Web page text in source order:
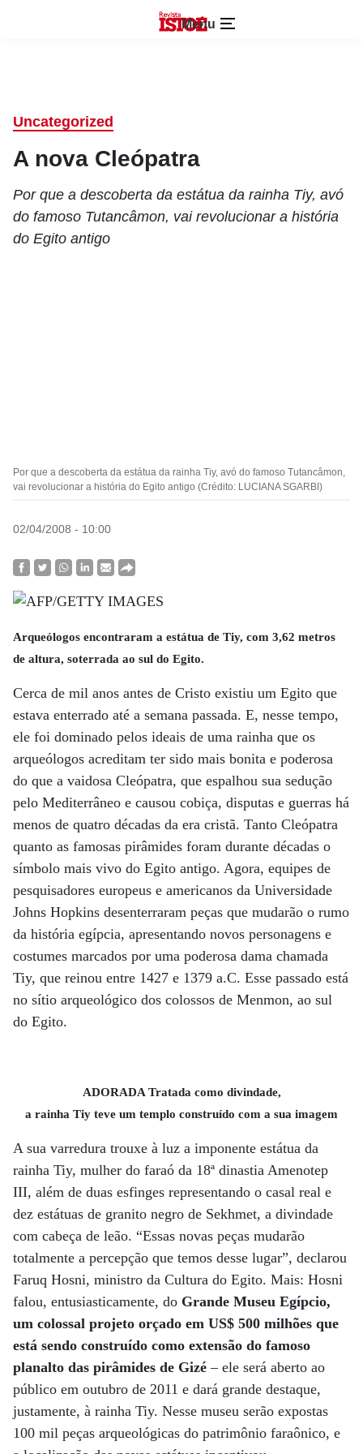
Menu
Uncategorized
A nova Cleópatra
Por que a descoberta da estátua da rainha Tiy, avó
do famoso Tutancâmon, vai revolucionar a história
do Egito antigo
Por que a descoberta da estátua da rainha Tiy, avó do famoso Tutancâmon,
vai revolucionar a história do Egito antigo (Crédito: LUCIANA SGARBI)
02/04/2008 - 10:00
Arqueólogos encontraram a estátua de Tiy, com 3,62 metros
de altura, soterrada ao sul do Egito.
Cerca de mil anos antes de Cristo existiu um Egito que
estava enterrado até a semana passada. E, nesse tempo,
ele foi dominado pelos ideais de uma rainha que os
arqueólogos acreditam ter sido mais bonita e poderosa
do que a vaidosa Cleópatra, que espalhou sua sedução
pelo Mediterrâneo e causou cobiça, disputas e guerras há
menos de quatro décadas da era cristã. Tanto Cleópatra
quanto as famosas pirâmides foram durante décadas o
símbolo mais vivo do Egito antigo. Agora, equipes de
pesquisadores europeus e americanos da Universidade
Johns Hopkins desenterraram peças que mudarão o rumo
da história egípcia, apresentando novos personagens e
costumes marcados por uma poderosa dama chamada
Tiy, que reinou entre 1427 e 1379 a.C. Esse passado está
no sítio arqueológico dos colossos de Menmon, ao sul
do Egito.
ADORADA Tratada como divindade,
a rainha Tiy teve um templo construído com a sua imagem
A sua varredura trouxe à luz a imponente estátua da
rainha Tiy, mulher do faraó da 18ª dinastia Amenotep
III, além de duas esfinges representando o casal real e
dez estátuas de granito negro de Sekhmet, a divindade
com cabeça de leão. “Essas novas peças mudarão
totalmente a percepção que temos desse lugar”, declarou
Faruq Hosni, ministro da Cultura do Egito. Mais: Hosni
falou, entusiasticamente, do Grande Museu Egípcio,
um colossal projeto orçado em US$ 500 milhões que
está sendo construído como extensão do famoso
planalto das pirâmides de Gizé – ele será aberto ao
público em outubro de 2011 e dará grande destaque,
justamente, à rainha Tiy. Nesse museu serão expostas
100 mil peças arqueológicas do patrimônio faraônico, e